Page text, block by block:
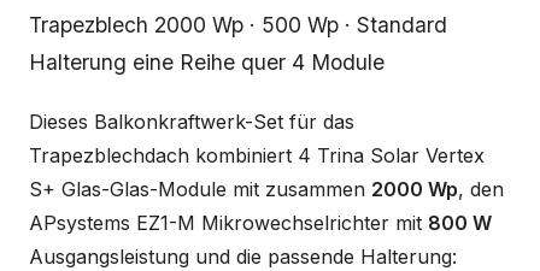
Beschreibung
Trapezblech 2000 Wp · 500 Wp · Standard
Halterung eine Reihe quer 4 Module
Dieses Balkonkraftwerk-Set für das
Trapezblechdach kombiniert 4 Trina Solar Vertex
S+ Glas-Glas-Module mit zusammen 2000 Wp, den
APsystems EZ1-M Mikrowechselrichter mit 800 W
Ausgangsleistung und die passende Halterung: